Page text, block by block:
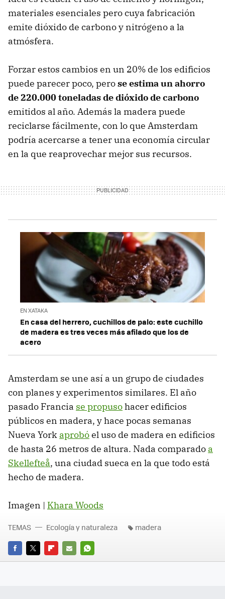
materiales esenciales pero cuya fabricación
emite dióxido de carbono y nitrógeno a la
atmósfera.
Forzar estos cambios en un 20% de los edificios
puede parecer poco, perose estima un ahorro
de 220.000 toneladas de dióxido de carbono
emitidos al año. Además la madera puede
reciclarse fácilmente, con lo que Amsterdam
podría acercarse a tener una economía circular
en la que reaprovechar mejor sus recursos.
EN XATAKA
En casa del herrero, cuchillos de palo: este cuchillo
de madera es tres veces más afilado que los de
acero
Amsterdam se une así a un grupo de ciudades
con planes y experimentos similares. El año
pasado Francia se propusohacer edificios
públicos en madera, y hace pocas semanas
Nueva York aprobóel uso de madera en edificios
de hasta 26 metros de altura. Nada comparado a
Skellefteå, una ciudad sueca en la que todo está
hecho de madera.
Imagen | Khara Woods
FACEBOOK
TWITTERFLIPBOARD
E-
WHATSAPP
TEMAS Ecología y naturaleza madera